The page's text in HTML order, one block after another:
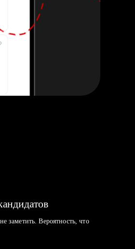
заметить. Вероятность, что